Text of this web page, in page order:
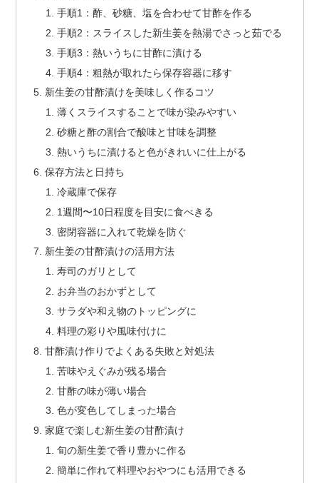
手順1：酢、砂糖、塩を合わせて甘酢を作る
手順2：スライスした新生姜を熱湯でさっと茹でる
手順3：熱いうちに甘酢に漬ける
手順4：粗熱が取れたら保存容器に移す
新生姜の甘酢漬けを美味しく作るコツ
薄くスライスすることで味が染みやすい
砂糖と酢の割合で酸味と甘味を調整
熱いうちに漬けると色がきれいに仕上がる
保存方法と日持ち
冷蔵庫で保存
1週間〜10日程度を目安に食べきる
密閉容器に入れて乾燥を防ぐ
新生姜の甘酢漬けの活用方法
寿司のガリとして
お弁当のおかずとして
サラダや和え物のトッピングに
料理の彩りや風味付けに
甘酢漬け作りでよくある失敗と対処法
苦味やえぐみが残る場合
甘酢の味が薄い場合
色が変色してしまった場合
家庭で楽しむ新生姜の甘酢漬け
旬の新生姜で香り豊かに作る
簡単に作れて料理やおやつにも活用できる